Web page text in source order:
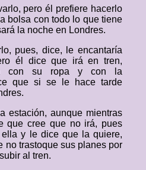
pero él prefiere hacerlo
bolsa con todo lo que tiene
la noche en Londres.
pues, dice, le encantaría
él dice que irá en tren,
con su ropa y con la
que si se le hace tarde
estación, aunque mientras
que cree que no irá, pues
ella y le dice que la quiere,
no trastoque sus planes por
al tren.